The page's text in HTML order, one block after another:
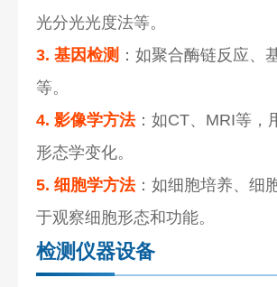
光分光光度法等。
3. 基因检测 ：如聚合酶链反应、
等。
4. 影像学方法：如CT、MRI等，
形态学变化。
5. 细胞学方法：如细胞培养、细
于观察细胞形态和功能。
检测仪器设备